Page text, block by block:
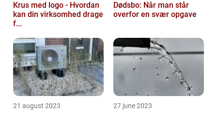
Krus med logo - Hvordan
kan din virksomhed drage
f...
Dødsbo: Når man står
overfor en svær opgave
21 august 2023 27 june 2023